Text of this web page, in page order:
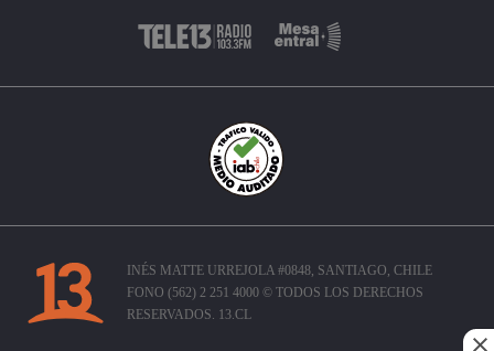
INÉS MATTE URREJOLA #0848, SANTIAGO, CHILE
FONO (562) 2 251 4000 © TODOS LOS DERECHOS
RESERVADOS. 13.CL